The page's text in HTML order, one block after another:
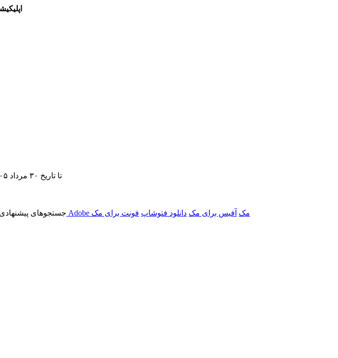
تا تاریخ ۳۰ مرداد ۱۴۰۵ با خرید هر گیفت‌کارت، ۲۰ درصد تخفیف اشتراک اپ‌استور مک نید را دریافت کنید.
جستجوهای برنامه‌های Adobe مک آفیس برای مک دانلود فتوشاپ فونت برای مک